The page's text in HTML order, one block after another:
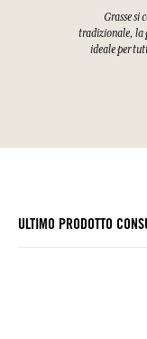
Grasse si
tradizionale, la
ideale per
ULTIMO PRODOTTO